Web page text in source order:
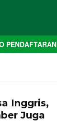
PENDAFTARAN
Inggris,
Juga